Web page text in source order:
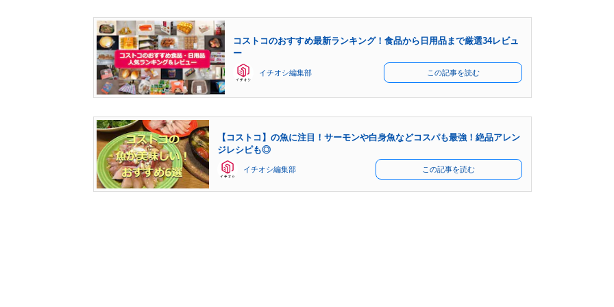
コストコのおすすめ最新ランキング！食品から日用品まで厳選34レビュ
ー
イチオシ編集部 この記事を読む
【コストコ】の魚に注目！サーモンや白身魚などコスパも最強！絶品アレン
ジレシピも◎
イチオシ編集部 この記事を読む